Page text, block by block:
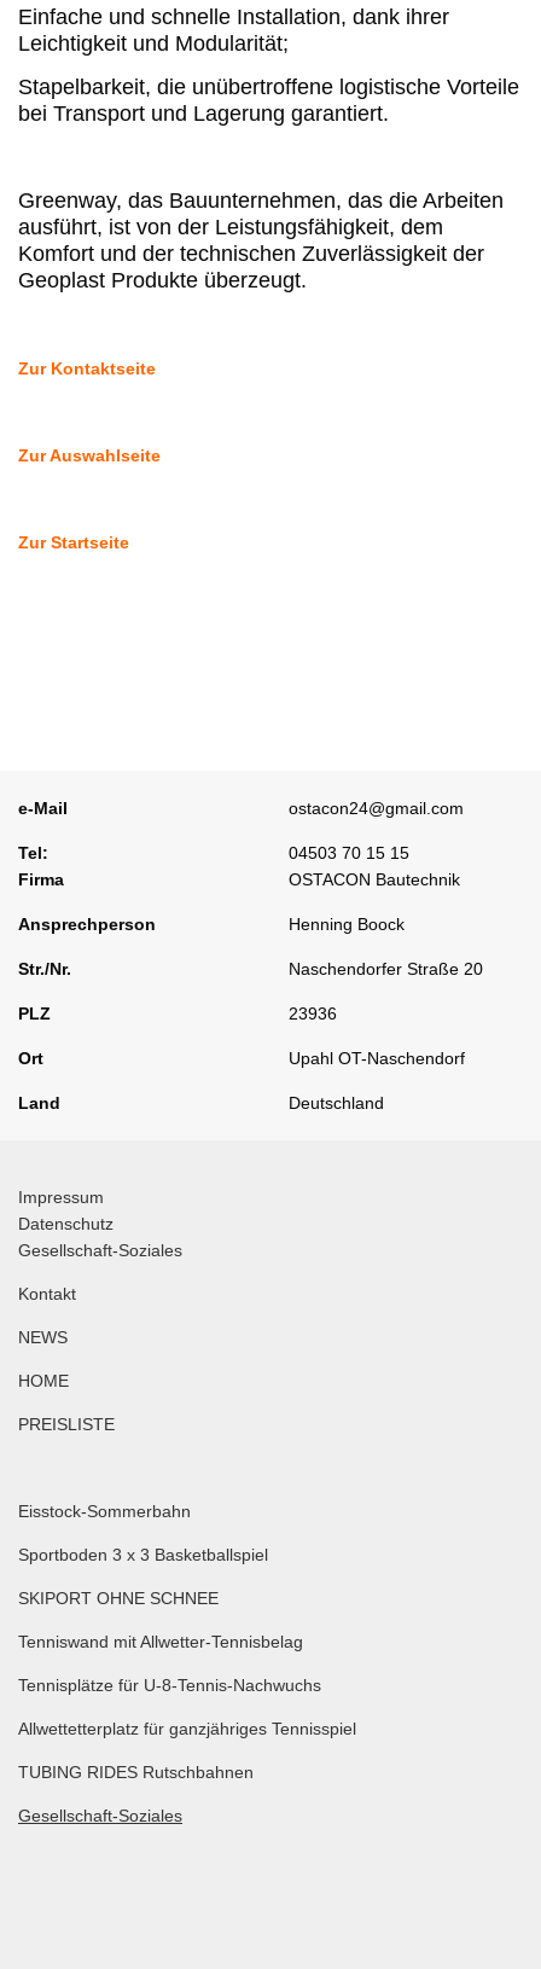
Einfache und schnelle Installation, dank ihrer
Leichtigkeit und Modularität;
Stapelbarkeit, die unübertroffene logistische Vorteile
bei Transport und Lagerung garantiert.
Greenway, das Bauunternehmen, das die Arbeiten
ausführt, ist von der Leistungsfähigkeit, dem
Komfort und der technischen Zuverlässigkeit der
Geoplast Produkte überzeugt.
Zur Kontaktseite
Zur Auswahlseite
Zur Startseite
e-Mail ostacon24@gmail.com
Tel:
04503 70 15 15
Firma
OSTACON Bautechnik
Ansprechperson Henning Boock
Str./Nr. Naschendorfer Straße 20
PLZ 23936
Ort Upahl OT-Naschendorf
Land Deutschland
Impressum
Datenschutz
Gesellschaft-Soziales
Kontakt
NEWS
HOME
PREISLISTE
Eisstock-Sommerbahn
Sportboden 3 x 3 Basketballspiel
SKIPORT OHNE SCHNEE
Tenniswand mit Allwetter-Tennisbelag
Tennisplätze für U-8-Tennis-Nachwuchs
Allwettetterplatz für ganzjähriges Tennisspiel
TUBING RIDES Rutschbahnen
Gesellschaft-Soziales